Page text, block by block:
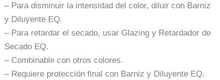
– Para disminuir la intensidad del color, diluir con Barniz
y Diluyente EQ.
– Para retardar el secado, usar Glazing y Retardador de
Secado EQ.
– Combinable con otros colores.
– Requiere protección final con Barniz y Diluyente EQ.